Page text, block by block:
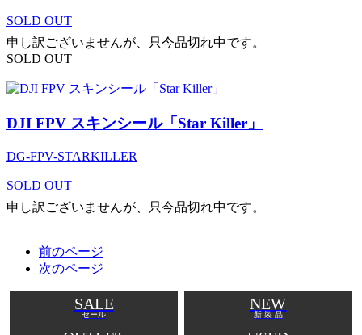
SOLD OUT
申し訳ございませんが、只今品切れ中です。
SOLD OUT
DJI FPV スキンシール「Star Killer」
DG-FPV-STARKILLER
SOLD OUT
申し訳ございませんが、只今品切れ中です。
前のページ
次のページ
SALE
セール
NEW
新 製 品